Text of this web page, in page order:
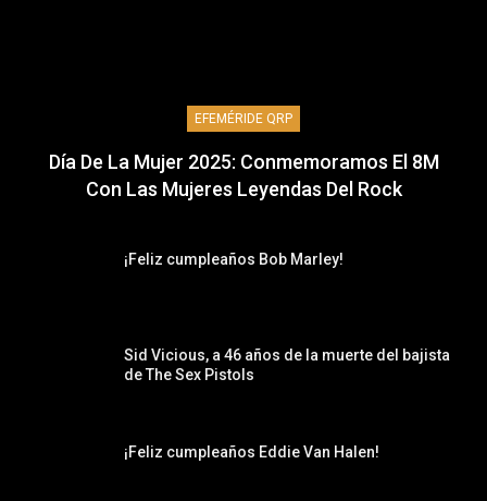
EFEMÉRIDE QRP
Día De La Mujer 2025: Conmemoramos El 8M
Con Las Mujeres Leyendas Del Rock
¡Feliz cumpleaños Bob Marley!
Sid Vicious, a 46 años de la muerte del bajista
de The Sex Pistols
¡Feliz cumpleaños Eddie Van Halen!